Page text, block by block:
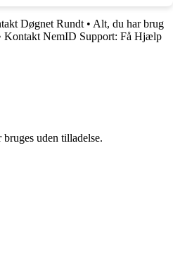
Døgnet Rundt • Alt, du har brug
Kontakt NemID Support: Få Hjælp
uden tilladelse.